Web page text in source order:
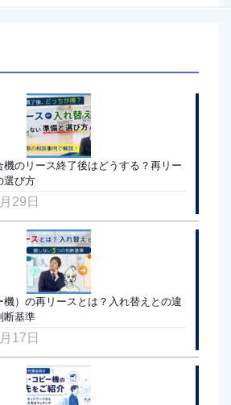
機のリース終了後はどうする？再リー
選び方
29日
）の再リースとは？入れ替えとの違
断基準
17日